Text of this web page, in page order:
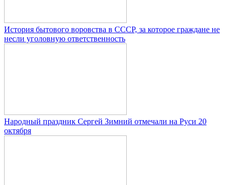
История бытового воровства в СССР, за которое граждане не
несли уголовную ответственность
Народный праздник Сергей Зимний отмечали на Руси 20
октября